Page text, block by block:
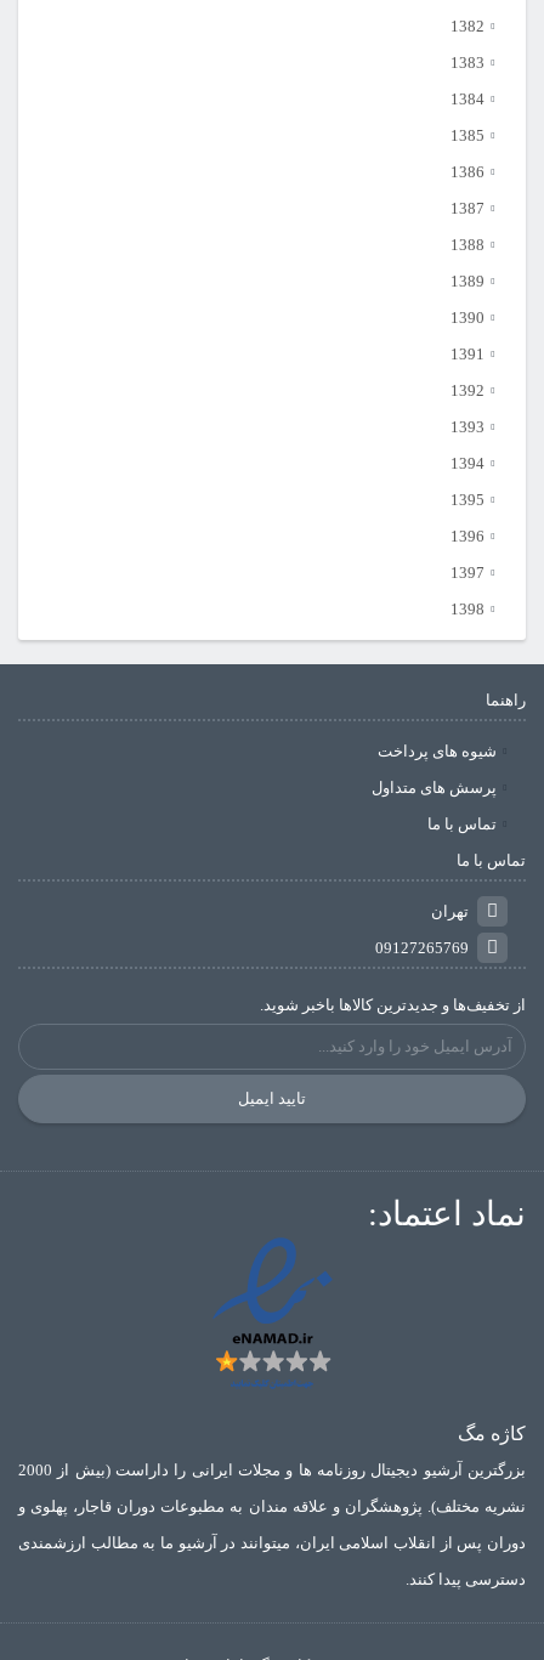
1382
1383
1384
1385
1386
1387
1388
1389
1390
1391
1392
1393
1394
1395
1396
1397
1398
راهنما
شیوه های پرداخت
پرسش های متداول
تماس با ما
تماس با ما
تهران
09127265769
از تخفیف‌ها و جدیدترین‌ کالاها باخبر شوید.
تایید ایمیل
نماد اعتماد:
کاژه مگ
بزرگترین آرشیو دیجیتال روزنامه ها و مجلات ایرانی را داراست (بیش از 2000
نشریه مختلف). پژوهشگران و علاقه مندان به مطبوعات دوران قاجار، پهلوی و
دوران پس از انقلاب اسلامی ایران، میتوانند در آرشیو ما به مطالب ارزشمندی
دسترسی پیدا کنند.